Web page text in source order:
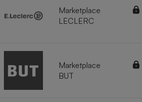
Marketplace
LECLERC
Marketplace
BUT